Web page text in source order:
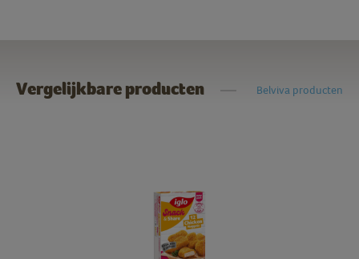
Vergelijkbare producten Belviva producten